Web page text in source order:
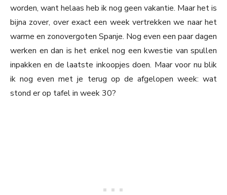
worden, want helaas heb ik nog geen vakantie. Maar het is
bijna zover, over exact een week vertrekken we naar het
warme en zonovergoten Spanje. Nog even een paar dagen
werken en dan is het enkel nog een kwestie van spullen
inpakken en de laatste inkoopjes doen. Maar voor nu blik
ik nog even met je terug op de afgelopen week: wat
stond er op tafel in week 30?